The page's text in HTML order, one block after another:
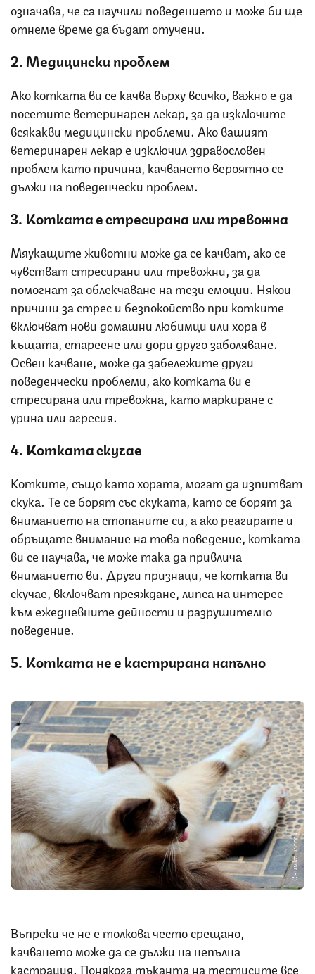
означава, че са научили поведението и може би ще
отнеме време да бъдат отучени.
2. Медицински проблем
Ако котката ви се качва върху всичко, важно е да
посетите ветеринарен лекар, за да изключите
всякакви медицински проблеми. Ако вашият
ветеринарен лекар е изключил здравословен
проблем като причина, качването вероятно се
дължи на поведенчески проблем.
3. Котката е стресирана или тревожна
Мяукащите животни може да се качват, ако се
чувстват стресирани или тревожни, за да
помогнат за облекчаване на тези емоции. Някои
причини за стрес и безпокойство при котките
включват нови домашни любимци или хора в
къщата, стареене или дори друго заболяване.
Освен качване, може да забележите други
поведенчески проблеми, ако котката ви е
стресирана или тревожна, като маркиране с
урина или агресия.
4. Котката скучае
Котките, също като хората, могат да изпитват
скука. Те се борят със скуката, като се борят за
вниманието на стопаните си, а ако реагирате и
обръщате внимание на това поведение, котката
ви се научава, че може така да привлича
вниманието ви. Други признаци, че котката ви
скучае, включват преяждане, липса на интерес
към ежедневните дейности и разрушително
поведение.
5. Котката не е кастрирана напълно
Снимка: iStock
Въпреки че не е толкова често срещано,
качването може да се дължи на непълна
кастрация. Понякога тъканта на тестисите все